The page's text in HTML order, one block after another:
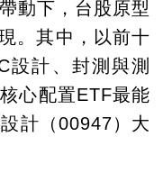
動下，台股原型
。其中，以前十
設計、封測與測
心配置ETF最能
計（00947）大